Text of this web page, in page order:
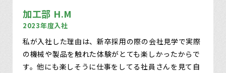
加工部 H.M
2023年度入社
私が入社した理由は、新卒採用の際の会社見学で実際
の機械や製品を触れた体験がとても楽しかったからで
す。他にも楽しそうに仕事をしてる社員さんを見て自